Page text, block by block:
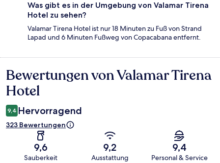
Was gibt es in der Umgebung von Valamar Tirena
Hotel zu sehen?
Valamar Tirena Hotel ist nur 18 Minuten zu Fuß von Strand
Lapad und 6 Minuten Fußweg von Copacabana entfernt.
Bewertungen
Bewertungen von Valamar Tirena
Hotel
9,4 Hervorragend
323 Bewertungen
9,6
Sauberkeit
9,2
Ausstattung
9,4
Personal & Service